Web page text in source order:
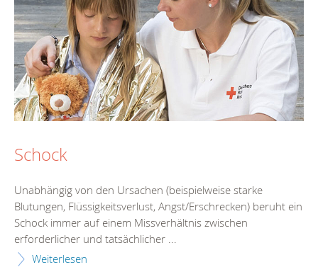
Schock
Unabhängig von den Ursachen (beispielweise starke
Blutungen, Flüssigkeitsverlust, Angst/Erschrecken) beruht ein
Schock immer auf einem Missverhältnis zwischen
erforderlicher und tatsächlicher ...
Weiterlesen